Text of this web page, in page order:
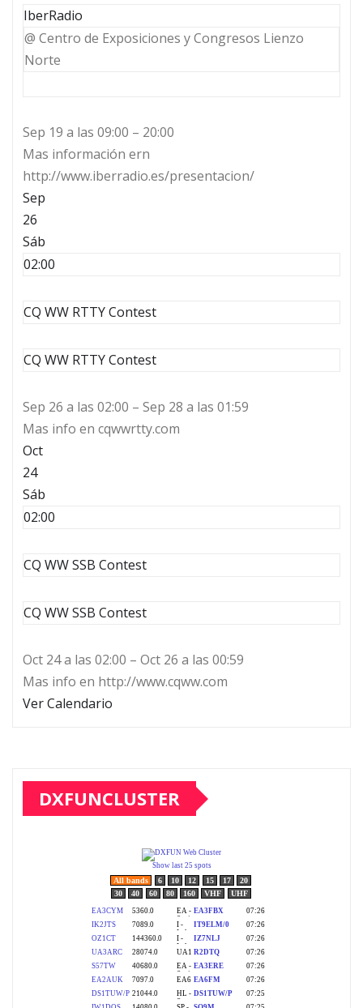
IberRadio
@ Centro de Exposiciones y Congresos Lienzo
Norte
Sep 19 a las 09:00 – 20:00
Mas información ern
http://www.iberradio.es/presentacion/
Sep
26
Sáb
02:00
CQ WW RTTY Contest
CQ WW RTTY Contest
Sep 26 a las 02:00 – Sep 28 a las 01:59
Mas info en cqwwrtty.com
Oct
24
Sáb
02:00
CQ WW SSB Contest
CQ WW SSB Contest
Oct 24 a las 02:00 – Oct 26 a las 00:59
Mas info en http://www.cqww.com
Ver Calendario
DXFUNCLUSTER